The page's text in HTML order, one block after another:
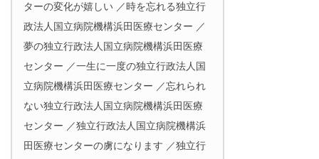
ターの変化が嬉しい ／時を忘れる独立行
政法人国立病院機構浜田医療センター ／
夢の独立行政法人国立病院機構浜田医療
センター ／一生に一度の独立行政法人国
立病院機構浜田医療センター ／忘れられ
ない独立行政法人国立病院機構浜田医療
センター ／独立行政法人国立病院機構浜
田医療センターの虜になります ／独立行